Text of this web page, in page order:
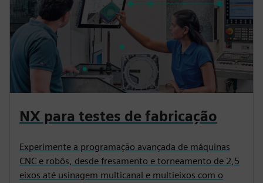
NX para testes de fabricação
Experimente a programação avançada de máquinas
CNC e robôs, desde fresamento e torneamento de 2,5
eixos até usinagem multicanal e multieixos com o